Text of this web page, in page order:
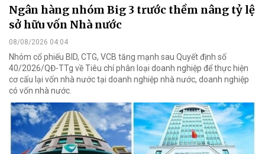
Ngân hàng nhóm Big 3 trước thềm nâng tỷ lệ
sở hữu vốn Nhà nước
08/08/2026 04:04
Nhóm cổ phiếu BID, CTG, VCB tăng mạnh sau Quyết định số
40/2026/QĐ-TTg về Tiêu chí phân loại doanh nghiệp để thực hiện
cơ cấu lại vốn nhà nước tại doanh nghiệp nhà nước, doanh nghiệp
có vốn nhà nước.